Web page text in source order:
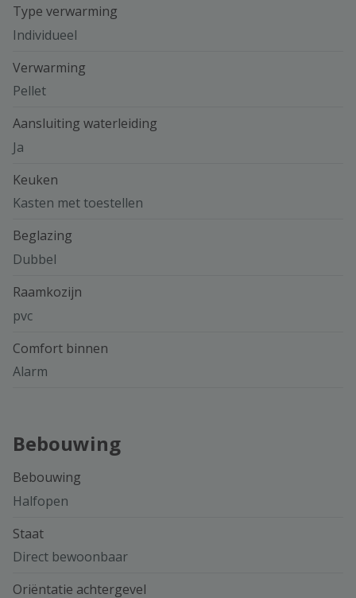
Type verwarming
Individueel
Verwarming
Pellet
Aansluiting waterleiding
Ja
Keuken
Kasten met toestellen
Beglazing
Dubbel
Raamkozijn
pvc
Comfort binnen
Alarm
Bebouwing
Bebouwing
Halfopen
Staat
Direct bewoonbaar
Oriëntatie achtergevel